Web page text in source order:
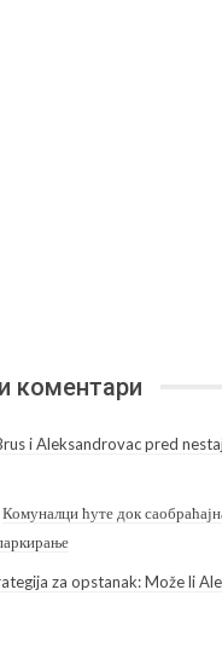
коментари
i Aleksandrovac pred
Комуналци ћуте док
za opstanak: Može li